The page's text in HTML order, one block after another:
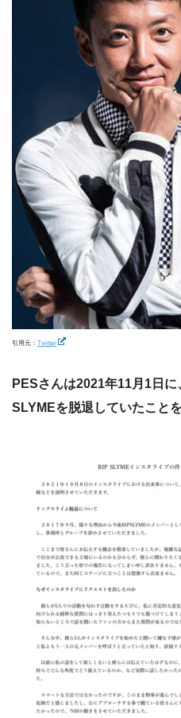
引用元： Twitter
PESさんは2021年11月1日
SLYMEを脱退していたこと